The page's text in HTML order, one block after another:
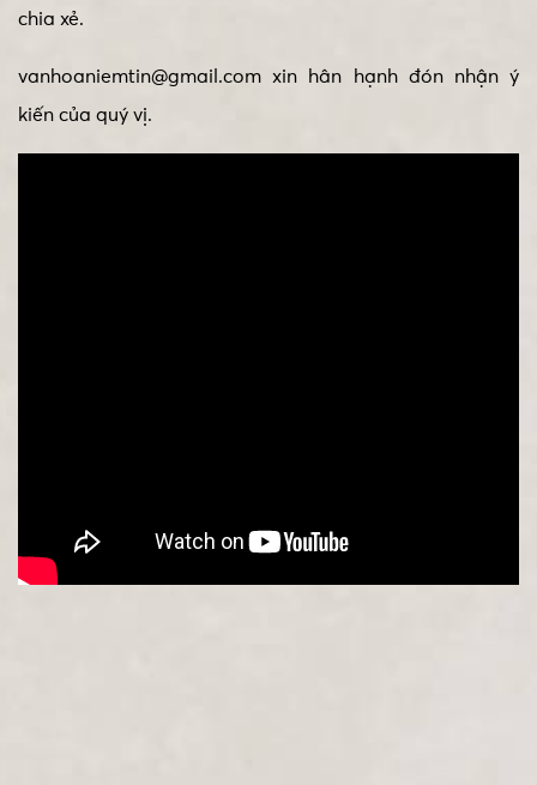
chia xẻ.
vanhoaniemtin@gmail.com xin hân hạnh đón nhận ý
kiến của quý vị.